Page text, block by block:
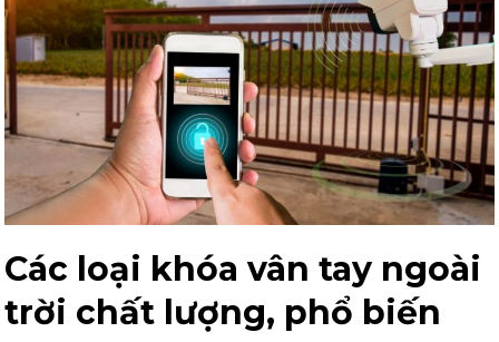
Các loại khóa vân tay ngoài
trời chất lượng, phổ biến